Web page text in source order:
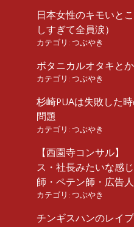
日本女性のキモいと
しすぎて全員涙）
カテゴリ: つぶやき
ボタニカルオタキと
カテゴリ: つぶやき
杉崎PUAは失敗した
問題
カテゴリ: つぶやき
【西園寺コンサル】
ス・社長みたいな感
師・ペテン師・広告
カテゴリ: つぶやき
チンギスハンのレイ